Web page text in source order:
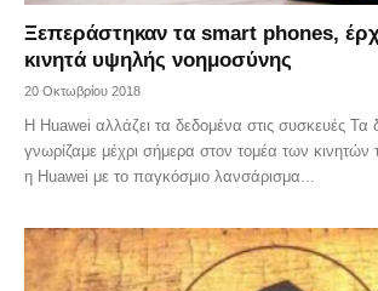
Ξεπεράστηκαν τα smart phones,
κινητά υψηλής νοημοσύνης
20 Οκτωβρίου 2018
H Huawei αλλάζει τα δεδομένα στις συσκευές Τα
γνωρίζαμε μέχρι σήμερα στον τομέα των
η Huawei με το παγκόσμιο λανσάρισμα...